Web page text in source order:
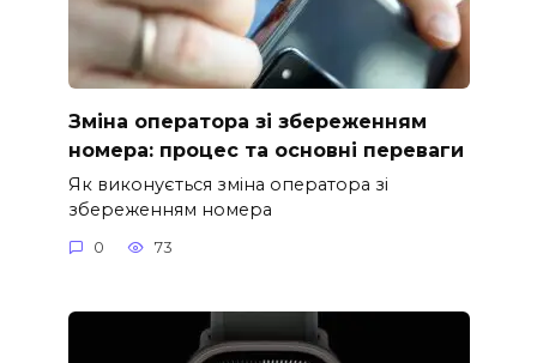
Зміна оператора зі збереженням
номера: процес та основні переваги
Як виконується зміна оператора зі
збереженням номера
0 73